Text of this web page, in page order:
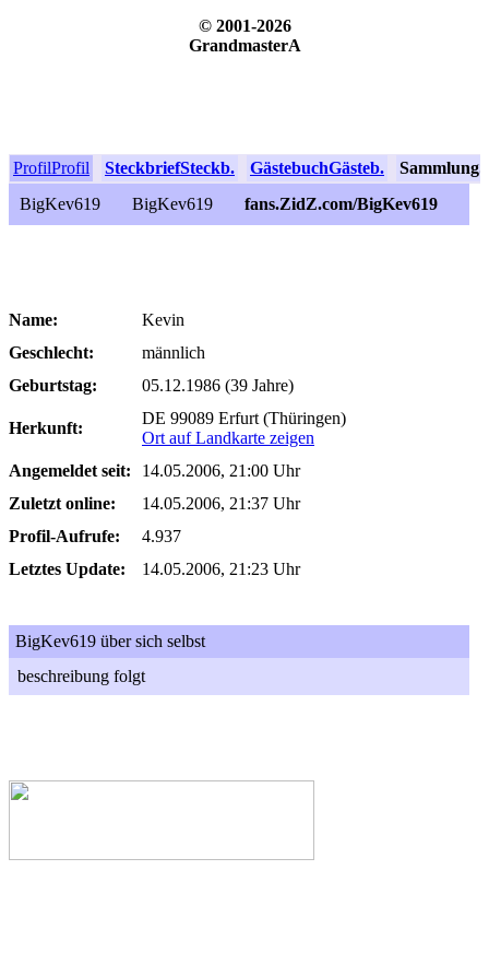
© 2001-2026
GrandmasterA
ProfilProfil SteckbriefSteckb. GästebuchGästeb. Sammlung
BigKev619
BigKev619 fans.ZidZ.com/BigKev619
Name:
Kevin
Geschlecht:
männlich
Geburtstag:
05.12.1986 (39 Jahre)
Herkunft:
DE 99089 Erfurt (Thüringen)
Ort auf Landkarte zeigen
Angemeldet seit:
14.05.2006, 21:00 Uhr
Zuletzt online:
14.05.2006, 21:37 Uhr
Profil-Aufrufe:
4.937
Letztes Update:
14.05.2006, 21:23 Uhr
BigKev619 über sich selbst
beschreibung folgt